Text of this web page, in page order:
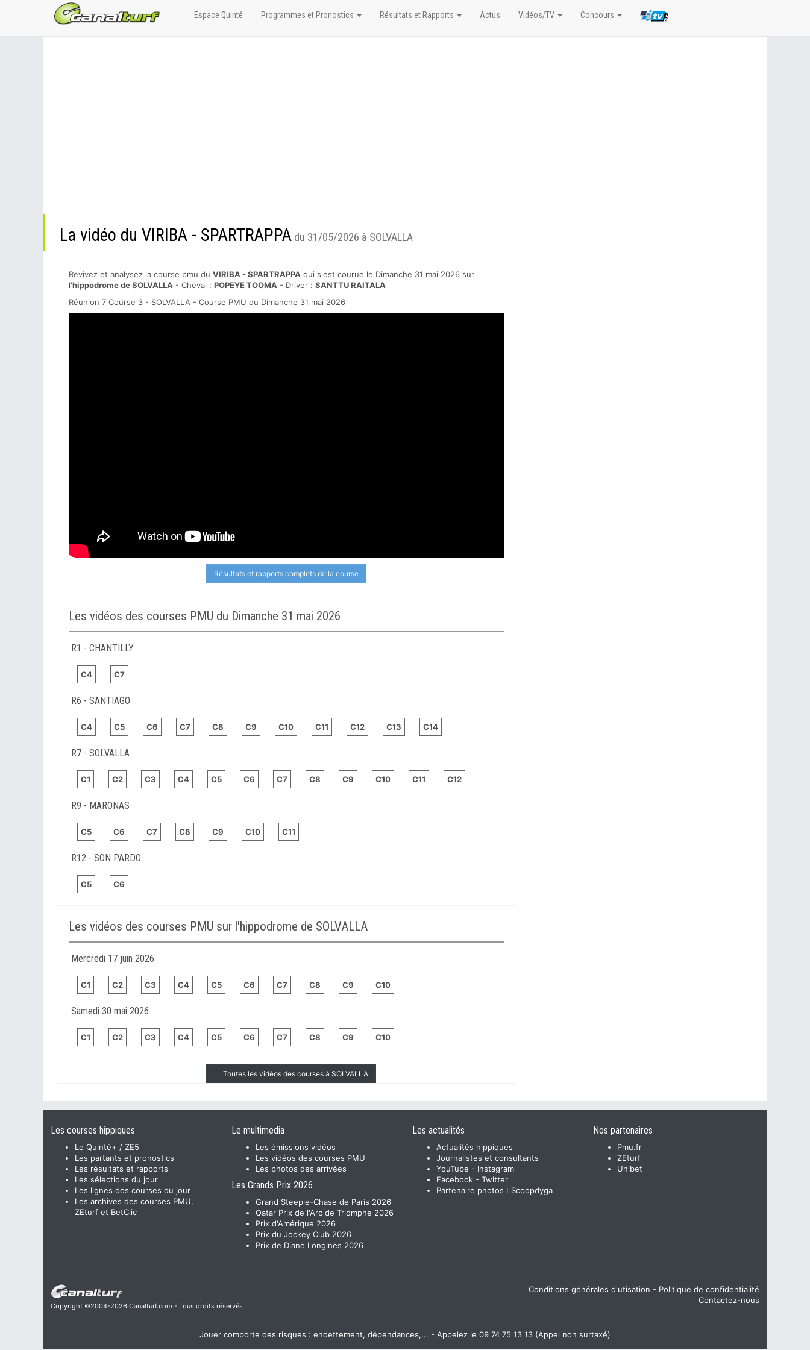
La vidéo du VIRIBA - SPARTRAPPA du 31/05/2026 à SOLVALLA
Revivez et analysez la course pmu du VIRIBA - SPARTRAPPA qui s'est courue le Dimanche 31 mai 2026 sur
l'hippodrome de SOLVALLA - Cheval : POPEYE TOOMA - Driver : SANTTU RAITALA
Réunion 7 Course 3 - SOLVALLA - Course PMU du Dimanche 31 mai 2026
Résultats et rapports complets de la course
Les vidéos des courses PMU du Dimanche 31 mai 2026
R1 - CHANTILLY
C4 C7
R6 - SANTIAGO
C4 C5 C6 C7 C8 C9 C10 C11 C12 C13 C14
R7 - SOLVALLA
C1 C2 C3 C4 C5 C6 C7 C8 C9 C10 C11 C12
R9 - MARONAS
C5 C6 C7 C8 C9 C10 C11
R12 - SON PARDO
C5 C6
Les vidéos des courses PMU sur l'hippodrome de SOLVALLA
Mercredi 17 juin 2026
C1 C2 C3 C4 C5 C6 C7 C8 C9 C10
Samedi 30 mai 2026
C1 C2 C3 C4 C5 C6 C7 C8 C9 C10
Toutes les vidéos des courses à SOLVALLA
Espace Quinté Programmes et Pronostics Résultats et Rapports Actus Vidéos/TV Concours
Les courses hippiques
Le Quinté+ / ZE5
Les partants et pronostics
Les résultats et rapports
Les sélections du jour
Les lignes des courses du jour
Les archives des courses PMU,
ZEturf et BetClic
Le multimedia
Les émissions vidéos
Les vidéos des courses PMU
Les photos des arrivées
Les Grands Prix 2026
Grand Steeple-Chase de Paris 2026
Qatar Prix de l'Arc de Triomphe 2026
Prix d'Amérique 2026
Prix du Jockey Club 2026
Prix de Diane Longines 2026
Les actualités
Actualités hippiques
Journalistes et consultants
YouTube - Instagram
Facebook - Twitter
Partenaire photos : Scoopdyga
Nos partenaires
Pmu.fr
ZEturf
Unibet
Copyright ©2004-2026 Canalturf.com - Tous droits réservés
Conditions générales d'utisation - Politique de confidentialité
Contactez-nous
Jouer comporte des risques : endettement, dépendances,... - Appelez le 09 74 75 13 13 (Appel non surtaxé)